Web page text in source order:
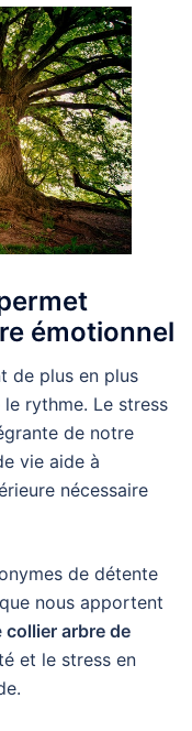
émotionnel
de plus en plus
rythme. Le stress
de notre
vie aide à
nécessaire
de détente
nous apportent
collier arbre de
et le stress en